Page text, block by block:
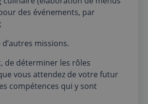
des événements, par
missions.
de déterminer les rôles
vous attendez de votre futur
compétences qui y sont